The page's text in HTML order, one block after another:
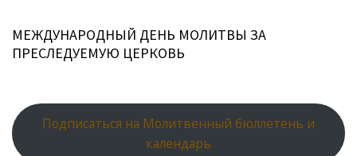
МЕЖДУНАРОДНЫЙ ДЕНЬ МОЛИТВЫ ЗА
ПРЕСЛЕДУЕМУЮ ЦЕРКОВЬ
Подписаться на Молитвенный бюллетень и
календарь